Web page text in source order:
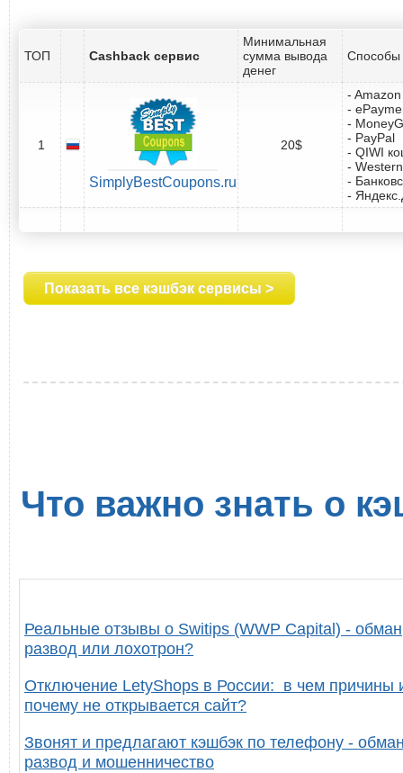
ТОП Cashback сервис
Минимальная
сумма вывода
денег
Способы
1
SimplyBestCoupons.ru
20$
-
-
-
- PayPal
- QIWI
-
-
-
Показать все кэшбэк сервисы >
Что важно знать о
Реальные отзывы о Switips (WWP Capital) -
развод или лохотрон?
Отключение LetyShops в России: в чем причины
почему не открывается сайт?
Звонят и предлагают кэшбэк по телефону -
развод и мошенничество